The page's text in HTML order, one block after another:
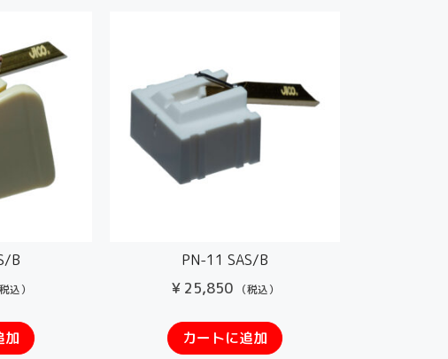
B
込）
加
PN-11 SAS/B
¥25,850 （税込）
カートに追加